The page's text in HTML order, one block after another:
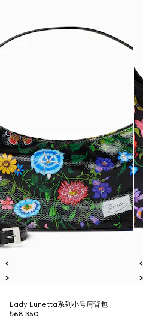
Lady Lunetta系列小号肩背包
₺68.350